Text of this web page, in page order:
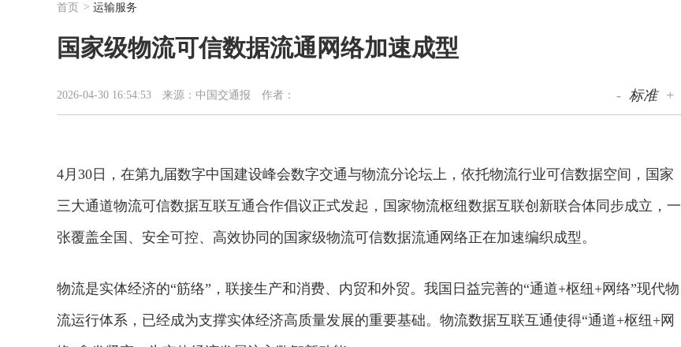
首页 > 运输服务
国家级物流可信数据流通网络加速成型
2026-04-30 16:54:53 来源：中国交通报 作者： - 标准 +
4月30日，在第九届数字中国建设峰会数字交通与物流分论坛上，依托物流行业可信数据空间，国家
三大通道物流可信数据互联互通合作倡议正式发起，国家物流枢纽数据互联创新联合体同步成立，一
张覆盖全国、安全可控、高效协同的国家级物流可信数据流通网络正在加速编织成型。
物流是实体经济的“筋络”，联接生产和消费、内贸和外贸。我国日益完善的“通道+枢纽+网络”现代物
流运行体系，已经成为支撑实体经济高质量发展的重要基础。物流数据互联互通使得“通道+枢纽+网